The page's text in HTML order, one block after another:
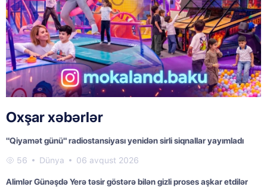
Oxşar xəbərlər
"Qiyamət günü" radiostansiyası yenidən sirli siqnallar yayımladı
56 Dünya 06 avqust 2026
Alimlər Günəşdə Yerə təsir göstərə bilən gizli proses aşkar etdilər